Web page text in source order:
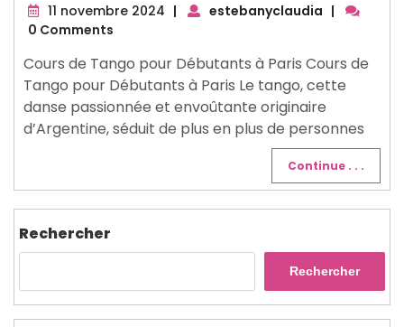
11 novembre 2024 11| estebanyclaudia |
0 Comments
Cours de Tango pour Débutants à Paris Cours de
Tango pour Débutants à Paris Le tango, cette
danse passionnée et envoûtante originaire
d’Argentine, séduit de plus en plus de personnes
Continue . . .
Rechercher
Rechercher